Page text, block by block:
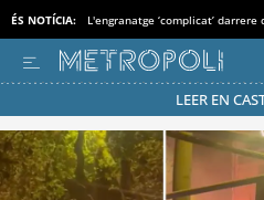
ÉS NOTÍCIA: L'engranatge ‘complicat’
LEER EN
Passa’t al mode